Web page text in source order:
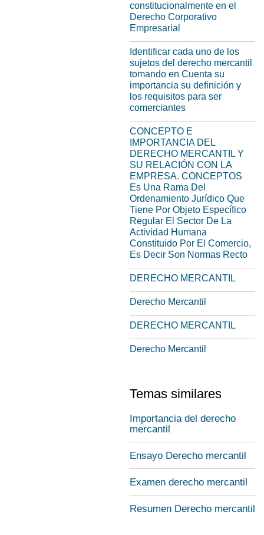
constitucionalmente en el
Derecho Corporativo
Empresarial
Identificar cada uno de los
sujetos del derecho mercantil
tomando en Cuenta su
importancia su definición y
los requisitos para ser
comerciantes
CONCEPTO E
IMPORTANCIA DEL
DERECHO MERCANTIL Y
SU RELACIÓN CON LA
EMPRESA. CONCEPTOS
Es Una Rama Del
Ordenamiento Jurídico Que
Tiene Por Objeto Específico
Regular El Sector De La
Actividad Humana
Constituido Por El Comercio,
Es Decir Son Normas Recto
DERECHO MERCANTIL
Derecho Mercantil
DERECHO MERCANTIL
Derecho Mercantil
Temas similares
Importancia del derecho
mercantil
Ensayo Derecho mercantil
Examen derecho mercantil
Resumen Derecho mercantil